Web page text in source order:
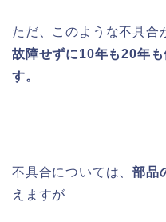
ただ、このような不具合
故障せずに10年も20年
す。
不具合については、部品
えますが